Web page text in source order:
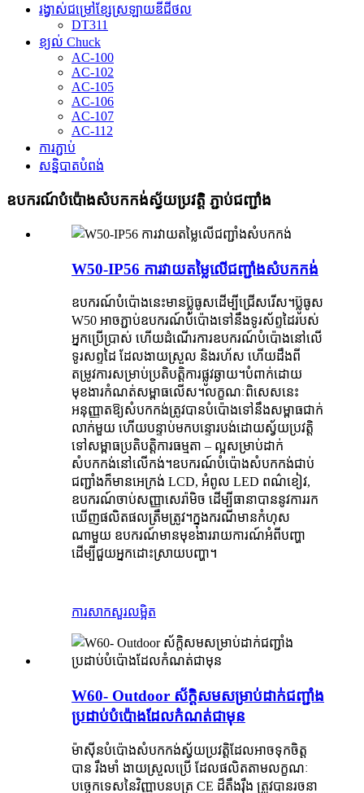
រង្វាស់ជម្រៅខ្សែស្រឡាយឌីជីថល
DT311
ខ្យល់ Chuck
AC-100
AC-102
AC-105
AC-106
AC-107
AC-112
ការភ្ជាប់
សន្និបាតបំពង់
ឧបករណ៍បំប៉ោងសំបកកង់ស្វ័យប្រវត្តិ ភ្ជាប់ជញ្ជាំង
W50-IP56 ការវាយតម្លៃលើជញ្ជាំងសំបកកង់
ឧបករណ៍បំប៉ោងនេះមានប៊្លូធូសដើម្បីជ្រើសរើស។ប៊្លូធូស
W50 អាចភ្ជាប់ឧបករណ៍បំប៉ោងទៅនឹងទូរស័ព្ទដៃរបស់
អ្នកប្រើប្រាស់ ហើយដំណើរការឧបករណ៍បំប៉ោងនៅលើ
ទូរសព្ទដៃ ដែលងាយស្រួល និងរហ័ស ហើយដឹងពី
តម្រូវការសម្រាប់ប្រតិបត្តិការផ្លូវឆ្ងាយ។បំពាក់ដោយ
មុខងារកំណត់សម្ពាធលើស។លក្ខណៈពិសេសនេះ
អនុញ្ញាតឱ្យសំបកកង់ត្រូវបានបំប៉ោងទៅនឹងសម្ពាធជាក់
លាក់មួយ ហើយបន្ទាប់មកបន្ទោរបង់ដោយស្វ័យប្រវត្តិ
ទៅសម្ពាធប្រតិបត្តិការធម្មតា – ល្អសម្រាប់ដាក់
សំបកកង់នៅលើកង់។ឧបករណ៍បំប៉ោងសំបកកង់ជាប់
ជញ្ជាំងក៏មានអេក្រង់ LCD, អំពូល LED ពណ៌ខៀវ,
ឧបករណ៍ចាប់សញ្ញាសេរ៉ាមិច ដើម្បីធានាបាននូវការរក
ឃើញផលិតផលត្រឹមត្រូវ។ក្នុងករណីមានកំហុស
ណាមួយ ឧបករណ៍មានមុខងាររាយការណ៍អំពីបញ្ហា
ដើម្បីជួយអ្នកដោះស្រាយបញ្ហា។
ការសាកសួរលម្អិត
W60- Outdoor ស័ក្តិសមសម្រាប់ដាក់ជញ្ជាំង
ប្រដាប់បំប៉ោងដែលកំណត់ជាមុន
ម៉ាស៊ីនបំប៉ោងសំបកកង់ស្វ័យប្រវត្តិដែលអាចទុកចិត្ត
បាន រឹងមាំ ងាយស្រួលប្រើ ដែលផលិតតាមលក្ខណៈ
បច្ចេកទេសនៃវិញ្ញាបនបត្រ CE ដ៏តឹងរ៉ឹង ត្រូវបានរចនា